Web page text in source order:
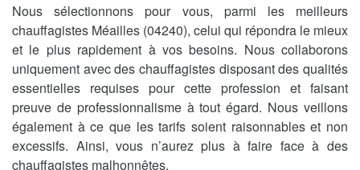
Nous sélectionnons pour vous, parmi les meilleurs
chauffagistes Méailles (04240), celui qui répondra le mieux
et le plus rapidement à vos besoins. Nous collaborons
uniquement avec des chauffagistes disposant des qualités
essentielles requises pour cette profession et faisant
preuve de professionnalisme à tout égard. Nous veillons
également à ce que les tarifs soient raisonnables et non
excessifs. Ainsi, vous n’aurez plus à faire face à des
chauffagistes malhonnêtes.